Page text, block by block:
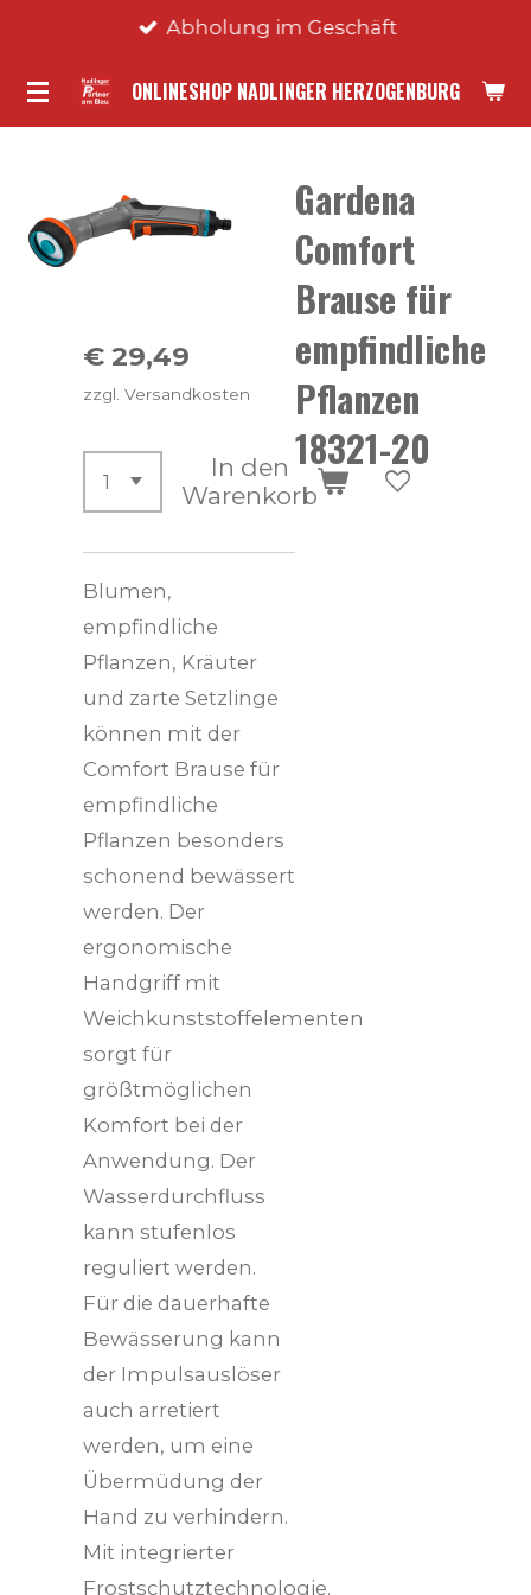
springen
ONLINESHOP NADLINGER HERZOGENBURG
Abholung im Geschäft
Gardena
Comfort
Brause für
empfindliche
Pflanzen
18321-20
€ 29,49
zzgl. Versandkosten
In den
Warenkorb
Blumen,
empfindliche
Pflanzen, Kräuter
und zarte Setzlinge
können mit der
Comfort Brause für
empfindliche
Pflanzen besonders
schonend bewässert
werden. Der
ergonomische
Handgriff mit
Weichkunststoffelementen
sorgt für
größtmöglichen
Komfort bei der
Anwendung. Der
Wasserdurchfluss
kann stufenlos
reguliert werden.
Für die dauerhafte
Bewässerung kann
der Impulsauslöser
auch arretiert
werden, um eine
Übermüdung der
Hand zu verhindern.
Mit integrierter
Frostschutztechnologie.